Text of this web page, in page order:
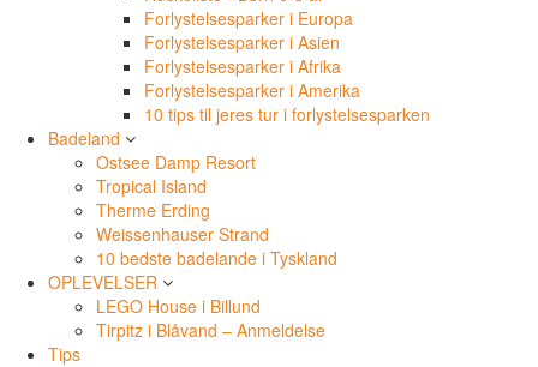
Forlystelsesparker i Europa
Forlystelsesparker i Asien
Forlystelsesparker i Afrika
Forlystelsesparker i Amerika
10 tips til jeres tur i forlystelsesparken
Badeland
Ostsee Damp Resort
Tropical Island
Therme Erding
Weissenhauser Strand
10 bedste badelande i Tyskland
OPLEVELSER
LEGO House i Billund
Tirpitz i Blåvand – Anmeldelse
Tips